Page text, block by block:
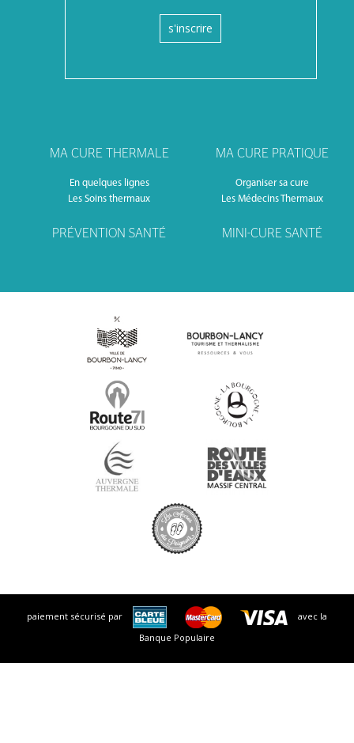
s'inscrire
MA CURE THERMALE
En quelques lignes
Les Soins thermaux
MA CURE PRATIQUE
Organiser sa cure
Les Médecins Thermaux
PRÉVENTION SANTÉ MINI-CURE SANTÉ
paiement sécurisé par
avec la
Banque Populaire